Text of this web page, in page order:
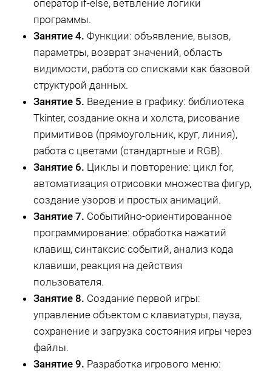
оператор if-else, ветвление логики
программы.
Занятие 4. Функции: объявление, вызов,
параметры, возврат значений, область
видимости, работа со списками как базовой
структурой данных.
Занятие 5. Введение в графику: библиотека
Tkinter, создание окна и холста, рисование
примитивов (прямоугольник, круг, линия),
работа с цветами (стандартные и RGB).
Занятие 6. Циклы и повторение: цикл for,
автоматизация отрисовки множества фигур,
создание узоров и простых анимаций.
Занятие 7. Событийно-ориентированное
программирование: обработка нажатий
клавиш, синтаксис событий, анализ кода
клавиши, реакция на действия
пользователя.
Занятие 8. Создание первой игры:
управление объектом с клавиатуры, пауза,
сохранение и загрузка состояния игры через
файлы.
Занятие 9. Разработка игрового меню: